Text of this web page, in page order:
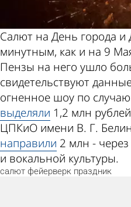
Салют на День города
минутным, как и на 9
Пензы на него ушло
свидетельствуют
огненное шоу по
выделяли 1,2 млн
ЦПКиО имени В. Г.
направили 2 млн -
и вокальной культуры.
салют фейерверк праздник